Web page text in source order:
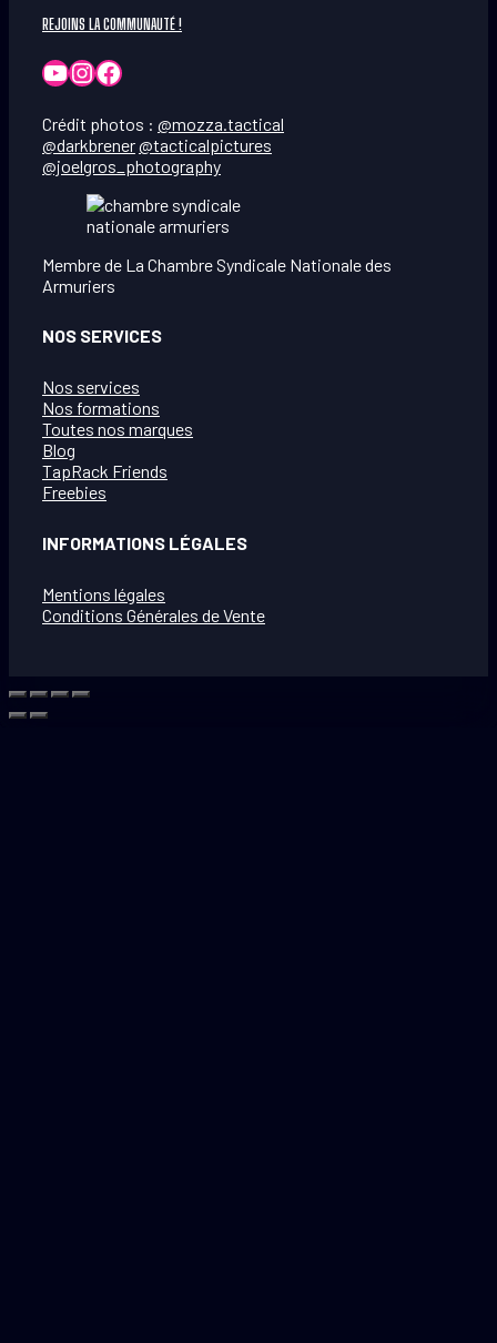
REJOINS LA COMMUNAUTÉ !
YouTube
Instagram
Facebook
Crédit photos : @mozza.tactical
@darkbrener@tacticalpictures
@joelgros_photography
Membre de La Chambre Syndicale Nationale des
Armuriers
NOS SERVICES
Nos services
Nos formations
Toutes nos marques
Blog
TapRack Friends
Freebies
INFORMATIONS LÉGALES
Mentions légales
Conditions Générales de Vente